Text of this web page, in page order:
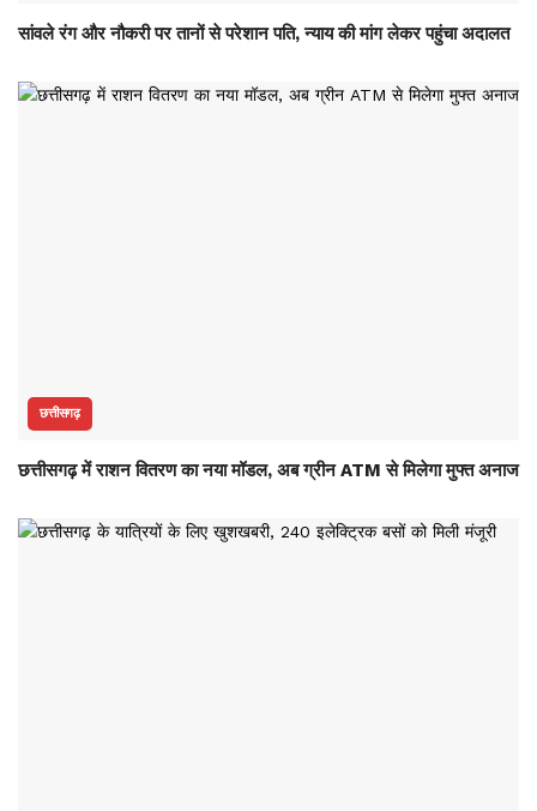
सांवले रंग और नौकरी पर तानों से परेशान पति, न्याय की मांग लेकर पहुंचा अदालत
छत्तीसगढ़
छत्तीसगढ़ में राशन वितरण का नया मॉडल, अब ग्रीन ATM से मिलेगा मुफ्त अनाज